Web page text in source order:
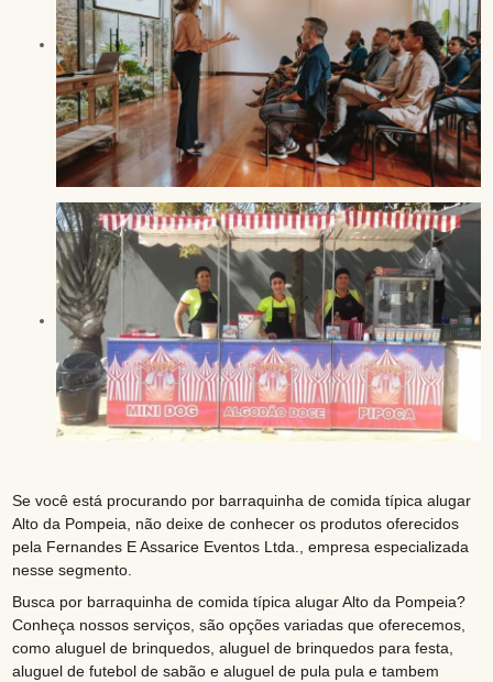
Se você está procurando por barraquinha de comida típica alugar
Alto da Pompeia, não deixe de conhecer os produtos oferecidos
pela Fernandes E Assarice Eventos Ltda., empresa especializada
nesse segmento.
Busca por barraquinha de comida típica alugar Alto da Pompeia?
Conheça nossos serviços, são opções variadas que oferecemos,
como aluguel de brinquedos, aluguel de brinquedos para festa,
aluguel de futebol de sabão e aluguel de pula pula e tambem